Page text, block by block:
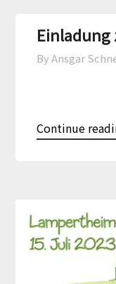
Einladung
By Ansgar
Continue